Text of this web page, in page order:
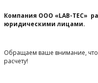
Компания ООО «LAB-TEC»
юридическими лицами.
Обращаем ваше внимание,
расчету!